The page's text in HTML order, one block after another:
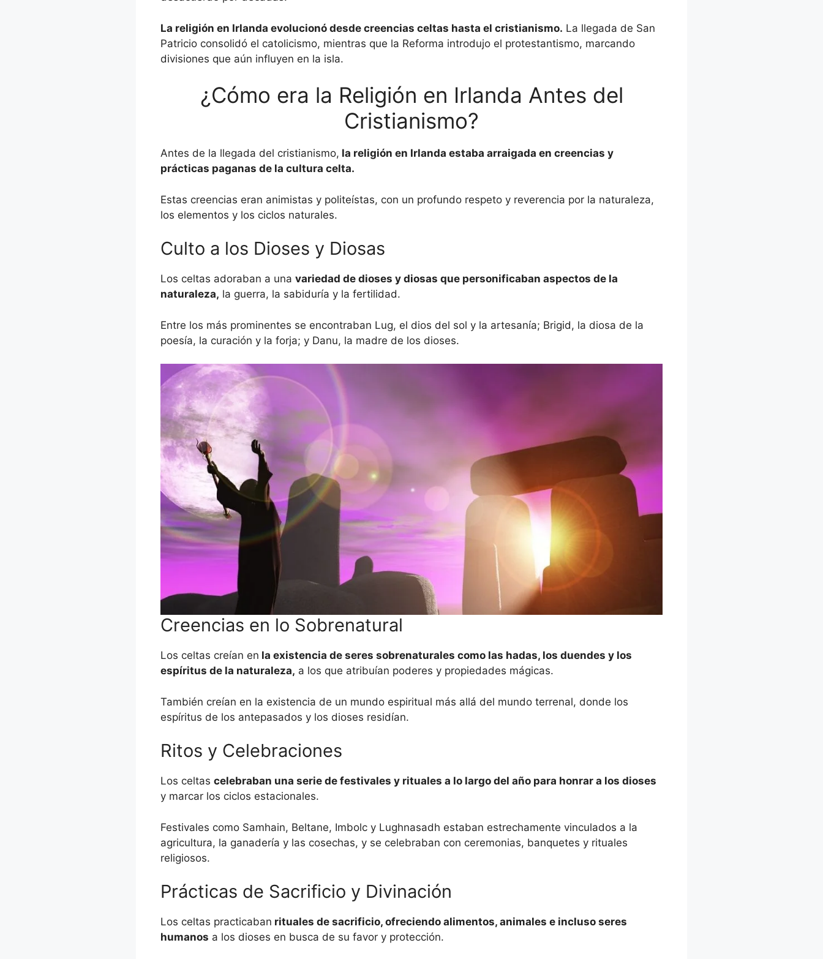
La religión en Irlanda evolucionó desde creencias celtas hasta el cristianismo. La llegada de San
Patricio consolidó el catolicismo, mientras que la Reforma introdujo el protestantismo, marcando
divisiones que aún influyen en la isla.
¿Cómo era la Religión en Irlanda Antes del
Cristianismo?
Antes de la llegada del cristianismo, la religión en Irlanda estaba arraigada en creencias y
prácticas paganas de la cultura celta.
Estas creencias eran animistas y politeístas, con un profundo respeto y reverencia por la naturaleza,
los elementos y los ciclos naturales.
Culto a los Dioses y Diosas
Los celtas adoraban a una variedad de dioses y diosas que personificaban aspectos de la
naturaleza, la guerra, la sabiduría y la fertilidad.
Entre los más prominentes se encontraban Lug, el dios del sol y la artesanía; Brigid, la diosa de la
poesía, la curación y la forja; y Danu, la madre de los dioses.
Creencias en lo Sobrenatural
Los celtas creían en la existencia de seres sobrenaturales como las hadas, los duendes y los
espíritus de la naturaleza, a los que atribuían poderes y propiedades mágicas.
También creían en la existencia de un mundo espiritual más allá del mundo terrenal, donde los
espíritus de los antepasados y los dioses residían.
Ritos y Celebraciones
Los celtas celebraban una serie de festivales y rituales a lo largo del año para honrar a los dioses
y marcar los ciclos estacionales.
Festivales como Samhain, Beltane, Imbolc y Lughnasadh estaban estrechamente vinculados a la
agricultura, la ganadería y las cosechas, y se celebraban con ceremonias, banquetes y rituales
religiosos.
Prácticas de Sacrificio y Divinación
Los celtas practicaban rituales de sacrificio, ofreciendo alimentos, animales e incluso seres
humanos a los dioses en busca de su favor y protección.